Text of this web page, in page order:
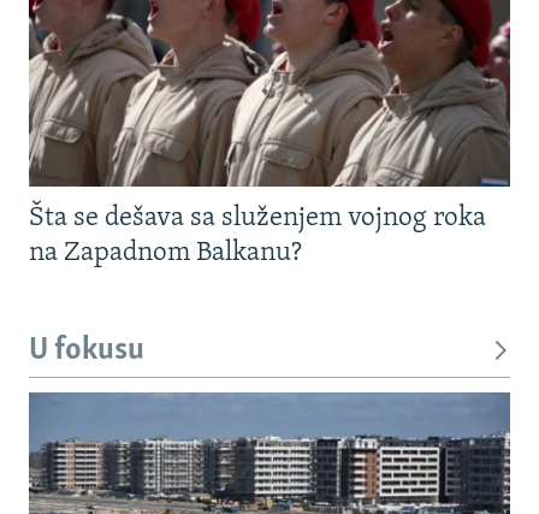
Šta se dešava sa služenjem vojnog roka
na Zapadnom Balkanu?
U fokusu